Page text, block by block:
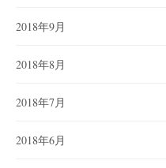
2018年9月
2018年8月
2018年7月
2018年6月